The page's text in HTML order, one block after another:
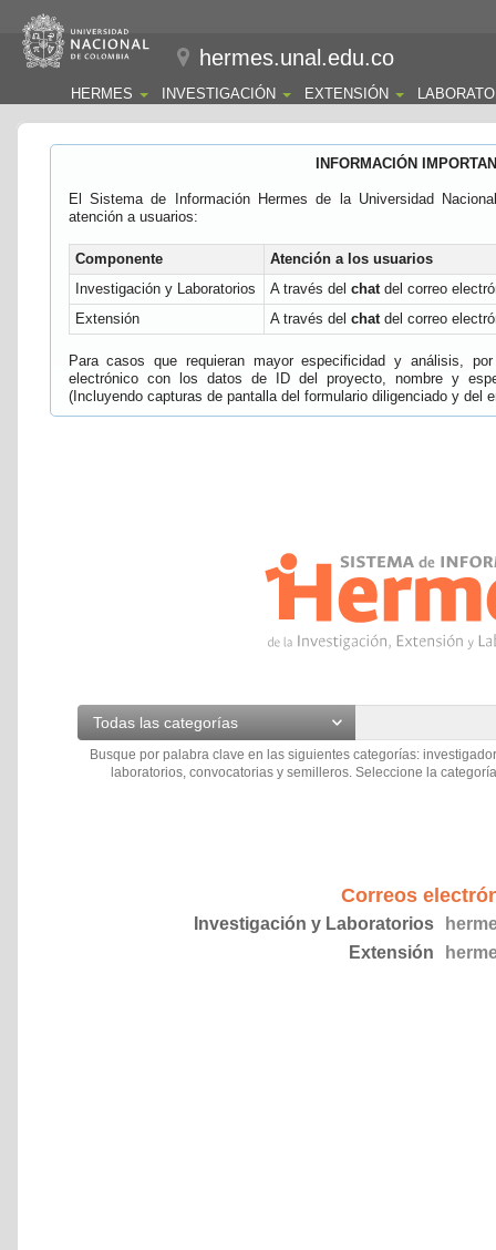
hermes.unal.edu.co
HERMES INVESTIGACIÓN EXTENSIÓN
INFORMACIÓN
El Sistema de Información Hermes de la Universidad
atención a usuarios:
Componente
Atención a los usuarios
Investigación y Laboratorios
A través del chatdel correo
Extensión
A través del chatdel correo
Para casos que requieran mayor especificidad y análisis,
electrónico con los datos de ID del proyecto, nombre y
(Incluyendo capturas de pantalla del formulario diligenciado y del
Todas las categorías
Busque por palabra clave en las siguientes categorías:
laboratorios, convocatorias y semilleros. Seleccione la
Correos
Investigación y Laboratorios
Extensión